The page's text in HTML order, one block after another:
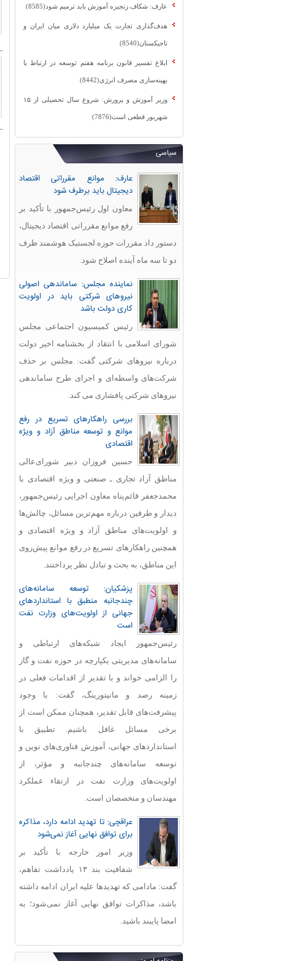
عارف: شکاف زنجیره آموزش باید ترمیم شود(8585)
هدف‌گذاری تجارت یک میلیارد دلاری میان ایران و
تاجیکستان(8540)
ابلاغ تفسیر قانون برنامه هفتم توسعه در ارتباط با
بهینه‌سازی مصرف انرژی(8442)
وزیر آموزش و پرورش: شروع سال تحصیلی از ۱۵
شهریور قطعی است(7876)
سیاسی
عارف: موانع مقرراتی اقتصاد
دیجیتال باید برطرف شود
معاون اول رئیس‌جمهور با تأکید بر
رفع موانع مقرراتی اقتصاد دیجیتال،
دستور داد مقررات حوزه لجستیک هوشمند ظرف
دو تا سه ماه آینده اصلاح شود.
نماینده مجلس: ساماندهی اصولی
نیروهای شرکتی باید در اولویت
کاری دولت باشد
رئیس کمیسیون اجتماعی مجلس
شورای اسلامی با انتقاد از بخشنامه اخیر دولت
درباره نیروهای شرکتی گفت: مجلس بر حذف
شرکت‌های واسطه‌ای و اجرای طرح ساماندهی
نیروهای شرکتی پافشاری می کند.
بررسی راهکارهای تسریع در رفع
موانع و توسعه مناطق آزاد و ویژه
اقتصادی
حسین فروزان دبیر شورای‌عالی
مناطق آزاد تجاری ـ صنعتی و ویژه اقتصادی با
محمدجعفر قائم‌پناه معاون اجرایی رئیس‌جمهور،
دیدار و طرفین درباره مهم‌ترین مسائل، چالش‌ها
و اولویت‌های مناطق آزاد و ویژه اقتصادی و
همچنین راهکارهای تسریع در رفع موانع پیش‌روی
این مناطق، به بحث و تبادل نظر پرداختند.
پزشکیان: توسعه سامانه‌های
چندجانبه منطبق با استانداردهای
جهانی از اولویت‌های وزارت نفت
است
رئیس‌جمهور ایجاد شبکه‌های ارتباطی و
سامانه‌های مدیریتی یکپارچه در حوزه نفت و گاز
را الزامی خواند و با تقدیر از اقدامات فعلی در
زمینه رصد و مانیتورینگ، گفت: با وجود
پیشرفت‌های قابل‌ تقدیر، همچنان ممکن است از
برخی مسائل غافل باشیم. تطبیق با
استانداردهای جهانی، آموزش فناوری‌های نوین و
توسعه سامانه‌های چندجانبه و مؤثر، از
اولویت‌های وزارت نفت در ارتقاء عملکرد
مهندسان و متخصصان است.
عراقچی: تا تهدید ادامه دارد، مذاکره
برای توافق نهایی آغاز نمی‌شود
وزیر امور خارجه با تأکید بر
شفافیت بند ۱۳ یادداشت تفاهم،
گفت: مادامی که تهدیدها علیه ایران ادامه داشته
باشد، مذاکرات توافق نهایی آغاز نمی‌شود؛ به
امضا پایبند باشید.